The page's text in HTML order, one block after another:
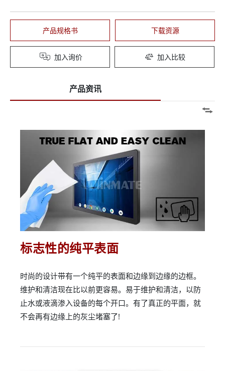
产品规格书 下载资源
加入询价 加入比较
产品资讯
标志性的纯平表面
时尚的设计带有一个纯平的表面和边缘到边缘的边框。
维护和清洁现在比以前更容易。易于维护和清洁，以防
止水或液滴渗入设备的每个开口。有了真正的平面，就
不会再有边缘上的灰尘堵塞了!